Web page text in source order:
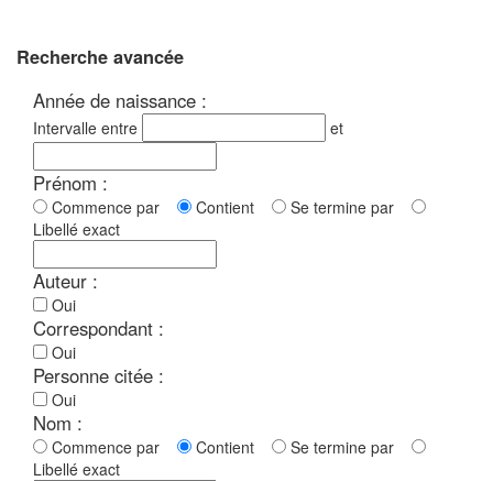
Recherche avancée
Année de naissance :
Intervalle entre et
Prénom :
Commence par Contient
Se termine par
Libellé exact
Auteur :
Oui
Correspondant :
Oui
Personne citée :
Oui
Nom :
Commence par Contient
Se termine par
Libellé exact